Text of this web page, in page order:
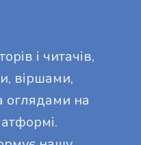
і читачів,
віршами,
оглядами на